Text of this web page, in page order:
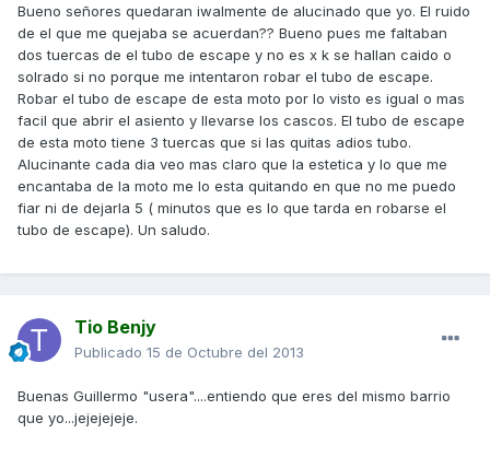
Bueno señores quedaran iwalmente de alucinado que yo. El ruido
de el que me quejaba se acuerdan?? Bueno pues me faltaban
dos tuercas de el tubo de escape y no es x k se hallan caido o
solrado si no porque me intentaron robar el tubo de escape.
Robar el tubo de escape de esta moto por lo visto es igual o mas
facil que abrir el asiento y llevarse los cascos. El tubo de escape
de esta moto tiene 3 tuercas que si las quitas adios tubo.
Alucinante cada dia veo mas claro que la estetica y lo que me
encantaba de la moto me lo esta quitando en que no me puedo
fiar ni de dejarla 5 ( minutos que es lo que tarda en robarse el
tubo de escape). Un saludo.
Tio Benjy
Publicado 15 de Octubre del 2013
Buenas Guillermo "usera"....entiendo que eres del mismo barrio
que yo...jejejejeje.